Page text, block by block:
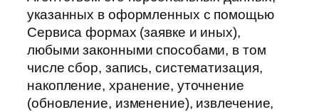
указанных в оформленных с помощью
Сервиса формах (заявке и иных),
любыми законными способами, в том
числе сбор, запись, систематизация,
накопление, хранение, уточнение
(обновление, изменение), извлечение,